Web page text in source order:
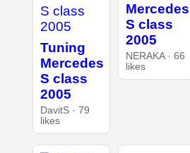
Tuning
Mercedes
S class
2005
DavitS · 79
likes
Mercedes
S class
2005
NERAKA · 66
likes